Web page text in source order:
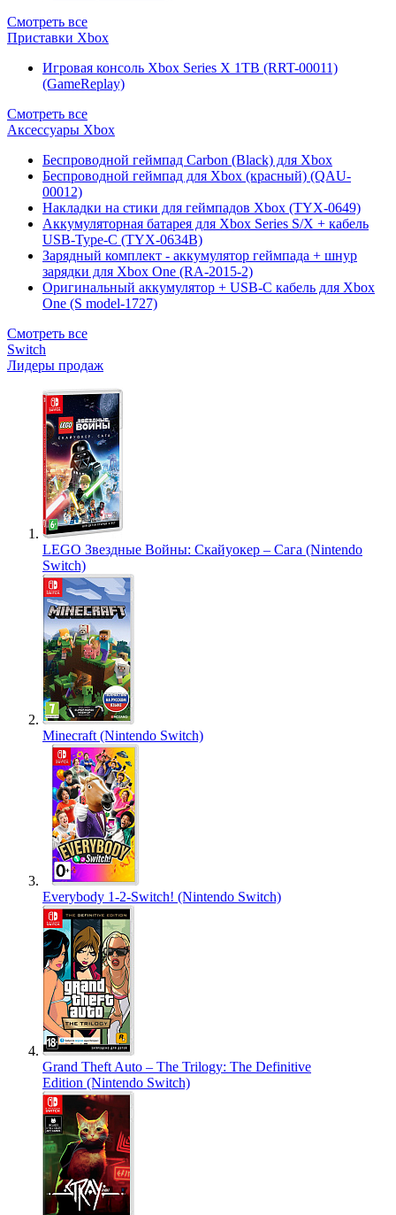
Смотреть все
Приставки Xbox
Игровая консоль Xbox Series X 1TB (RRT-00011)
(GameReplay)
Смотреть все
Аксессуары Xbox
Беспроводной геймпад Carbon (Black) для Xbox
Беспроводной геймпад для Xbox (красный) (QAU-
00012)
Накладки на стики для геймпадов Xbox (TYX-0649)
Аккумуляторная батарея для Xbox Series S/X + кабель
USB-Type-C (TYX-0634B)
Зарядный комплект - аккумулятор геймпада + шнур
зарядки для Xbox One (RA-2015-2)
Оригинальный аккумулятор + USB-C кабель для Xbox
One (S model-1727)
Смотреть все
Switch
Лидеры продаж
LEGO Звездные Войны: Скайуокер – Сага (Nintendo
Switch)
Minecraft (Nintendo Switch)
Everybody 1-2-Switch! (Nintendo Switch)
Grand Theft Auto – The Trilogy: The Definitive
Edition (Nintendo Switch)